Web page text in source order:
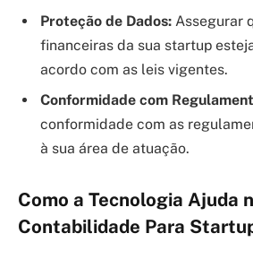
Proteção de Dados: Assegurar
financeiras da sua startup
acordo com as leis vigentes.
Conformidade com
conformidade com as
à sua área de atuação.
Como a Tecnologia Ajuda
Contabilidade Para